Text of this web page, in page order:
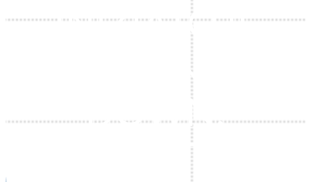
INIZIATO IL
COUNT
DOWN:
EFFETTI